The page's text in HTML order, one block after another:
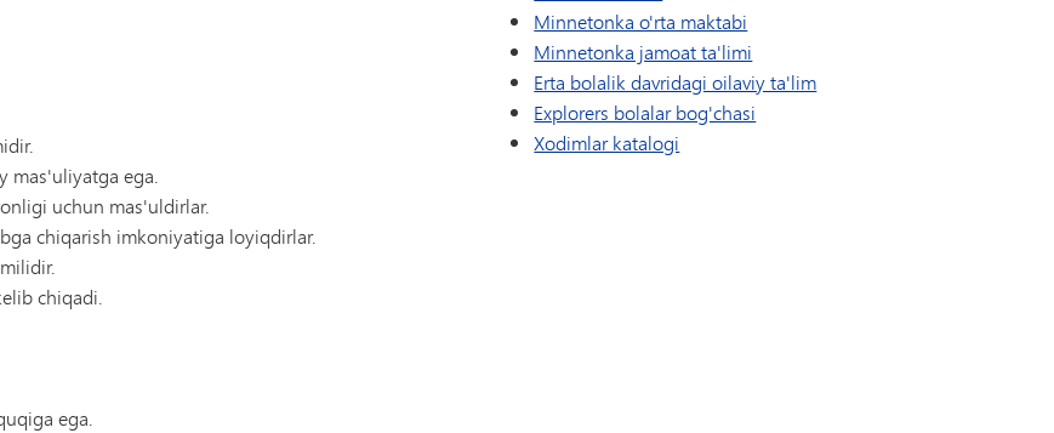
mas'uliyatga ega.
uchun mas'uldirlar.
chiqarish imkoniyatiga loyiqdirlar.
chiqadi.
ega.
Minnetonka o'rta maktabi
Minnetonka jamoat ta'limi
Erta bolalik davridagi oilaviy ta'lim
Explorers bolalar bog'chasi
Xodimlar katalogi